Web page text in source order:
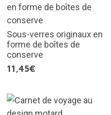
Sous-verres originaux en
forme de boîtes de
conserve
11,45€